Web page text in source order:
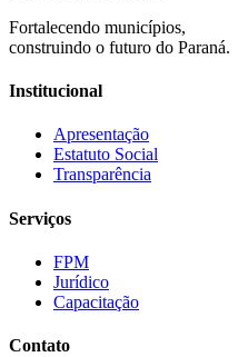
Fortalecendo municípios,
construindo o futuro do Paraná.
Institucional
Apresentação
Estatuto Social
Transparência
Serviços
FPM
Jurídico
Capacitação
Contato